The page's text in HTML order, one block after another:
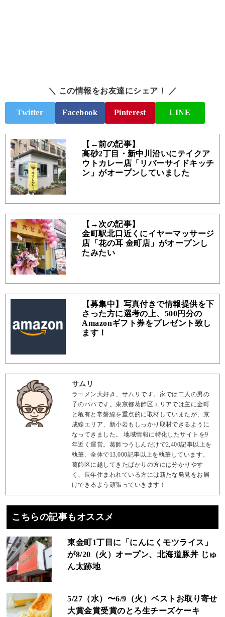
＼ この情報をお友達にシェア！ ／
Twitter Facebook Pinterest LINE
【←前の記事】
高砂2丁目・新中川沿いにテイクア
ウトカレー店「リバーサイドキッチ
ン」がオープンしていました
【→次の記事】
金町駅北口近くにイヤーマッサージ
店「花の耳 金町店」がオープンし
たみたい
【募集中】写真付きで情報提供を下
さった方に選考の上、500円分の
Amazonギフト券をプレゼント致し
ます！
サムリ
ラーメン大好き、サムリです。家では二人の男の
子のパパです。東京都葛飾区エリアでは主に金町
と亀有と常磐線を重点的に取材していまたが、京
成線エリア、新小岩もしっかり取材できるように
なってきました。 地域情報に特化したサイトを9
年近く運営。葛飾つうしんだけで2,400記事以上を
執筆、全体で13,000記事以上を執筆しています。
葛飾区に越してきたばかりの方には分かりやす
く、長年住まわれている方には新たな発見をお届
けできるよう頑張っていきます！
こちらの記事もオススメ
東金町1丁目に「にんにくモツライス」
が8/20（火）オープン、北海道豚丼 じゅ
ん太跡地
5/27（水）〜6/9（火）ベストお取り寄せ
大賞金賞受賞のとろ生チーズケーキ